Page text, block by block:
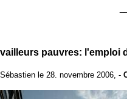
pauvres: l'emploi
le 28. novembre 2006, -